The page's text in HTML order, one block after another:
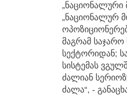
„ნაციონალური
„ნაციონალურ
მაგრამ
სექტორიდან;
სისტემას
ძალიან
ძალა“, -